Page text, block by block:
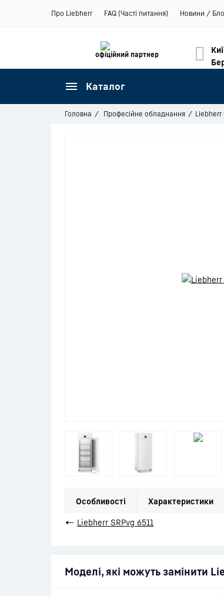
Про Liebherr FAQ (Часті питання) Новини /
офіційний партнер
Каталог
Головна Професійне обладнання Liebherr
Особливості Характеристики
← Liebherr SRPvg 6511
Моделі, які можуть замінити